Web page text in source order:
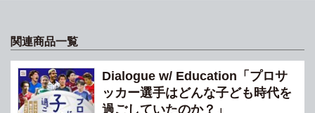
関連商品一覧
Dialogue w/ Education「プロサ
ッカー選手はどんな子ども時代を
過ごしていたのか？」